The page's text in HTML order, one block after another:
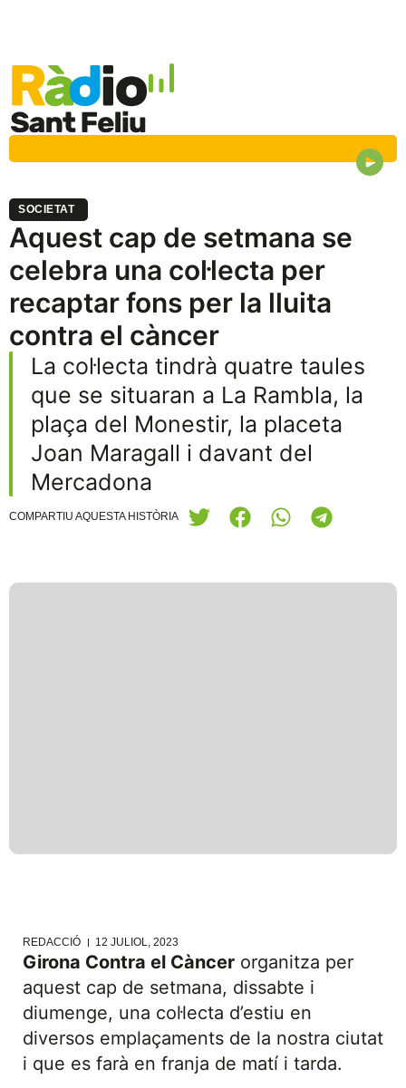
SOCIETAT
Aquest cap de setmana se
celebra una col·lecta per
recaptar fons per la lluita
contra el càncer
La col·lecta tindrà quatre taules
que se situaran a La Rambla, la
plaça del Monestir, la placeta
Joan Maragall i davant del
Mercadona
COMPARTIU AQUESTA HISTÒRIA
REDACCIÓ 12 JULIOL, 2023
Girona Contra el Càncer organitza per
aquest cap de setmana, dissabte i
diumenge, una col·lecta d’estiu en
diversos emplaçaments de la nostra ciutat
i que es farà en franja de matí i tarda.